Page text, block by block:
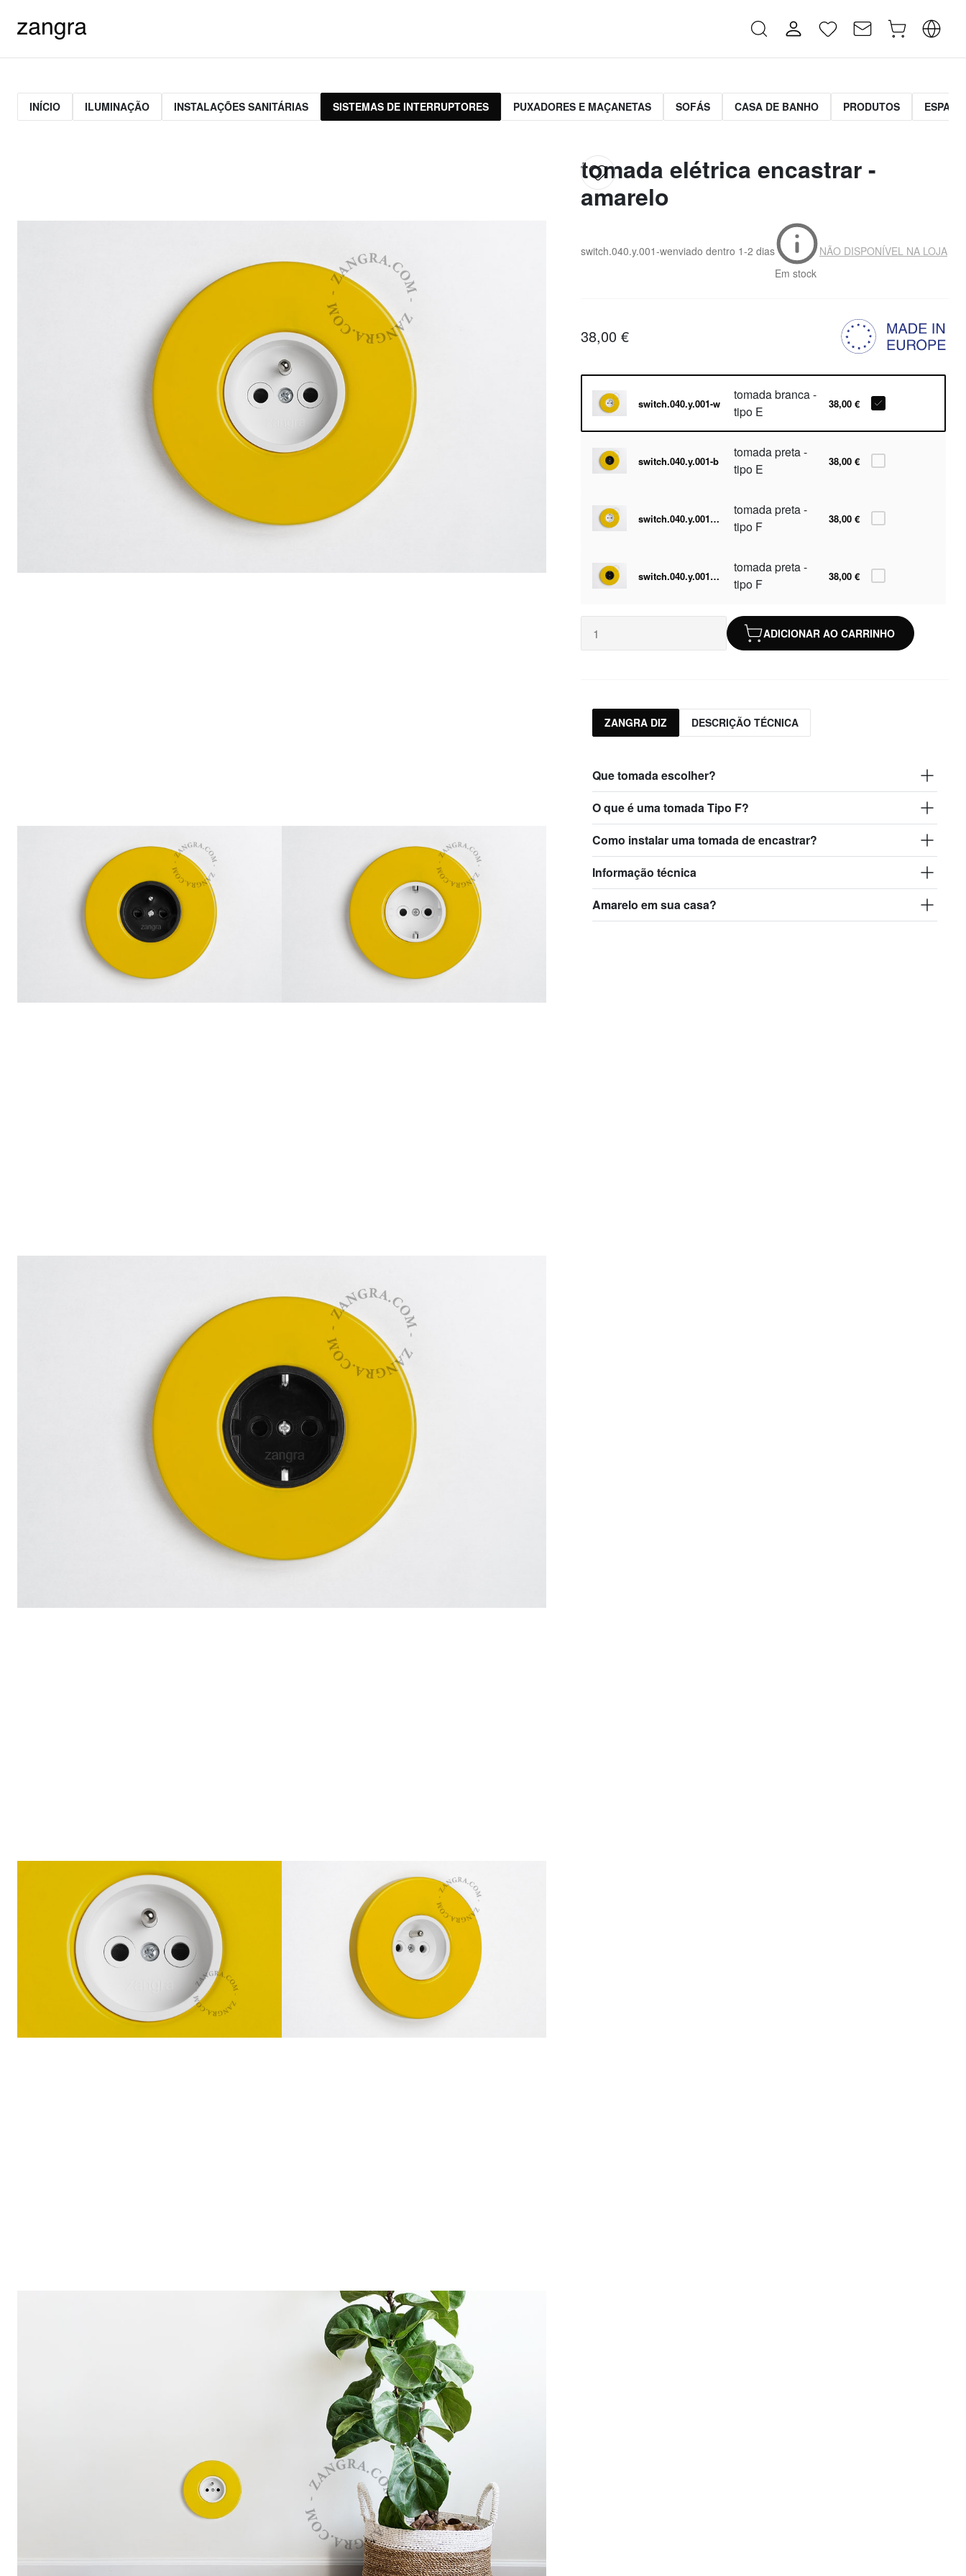
INÍCIO ILUMINAÇÃO INSTALAÇÕES SANITÁRIAS SISTEMAS DE INTERRUPTORES PUXADORES E MAÇANETAS SOFÁS CASA DE BANHO PRODUTOS
tomada elétrica encastrar -
amarelo
switch.040.y.001-wenviado dentro 1-2 dias
Em stock
NÃO DISPONÍVEL NA LOJA
38,00 €
switch.040.y.001-w
tomada branca -
tipo E
38,00 €
switch.040.y.001-b
tomada preta -
tipo E
38,00 €
switch.040.y.001-w-F
tomada preta -
tipo F
38,00 €
switch.040.y.001-b-F
tomada preta -
tipo F
38,00 €
ADICIONAR AO CARRINHO
ZANGRA DIZ DESCRIÇÃO TÉCNICA
Que tomada escolher?
O que é uma tomada Tipo F?
Como instalar uma tomada de encastrar?
Informação técnica
Amarelo em sua casa?